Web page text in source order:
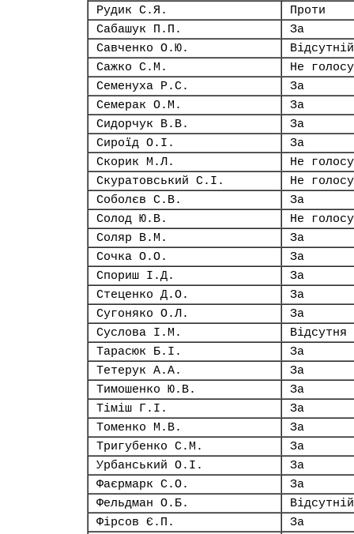
Рудик С.Я.
Проти
Сабашук П.П.
За
Савченко О.Ю.
Відсутній
Сажко С.М.
Не
Семенуха Р.С.
За
Семерак О.М.
За
Сидорчук В.В.
За
Сироїд О.І.
За
Скорик М.Л.
Не
Скуратовський С.І.
Не
Соболєв С.В.
За
Солод Ю.В.
Не
Соляр В.М.
За
Сочка О.О.
За
Спориш І.Д.
За
Стеценко Д.О.
За
Сугоняко О.Л.
За
Суслова І.М.
Відсутня
Тарасюк Б.І.
За
Тетерук А.А.
За
Тимошенко Ю.В.
За
Тіміш Г.І.
За
Томенко М.В.
За
Тригубенко С.М.
За
Урбанський О.І.
За
Фаєрмарк С.О.
За
Фельдман О.Б.
Відсутній
Фірсов Є.П.
За